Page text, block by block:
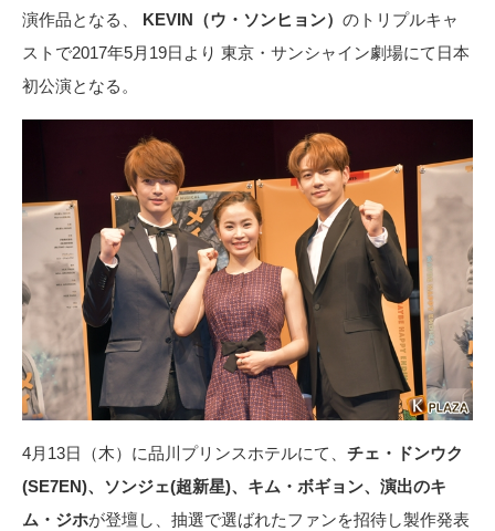
演作品となる、
KEVIN（ウ・ソンヒョン） のトリプルキャ
ストで2017年5月19日より 東京・サンシャイン劇場にて日本
初公演となる。
4月13日（木）に品川プリンスホテルにて、 チェ・ドンウク
(SE7EN)、ソンジェ(超新星)、キム・ボギョン、演出のキ
ム・ジホが登壇し、抽選で選ばれたファンを招待し製作発表